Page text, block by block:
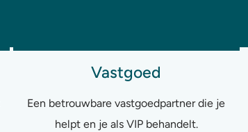
Vastgoed
Een betrouwbare vastgoedpartner die je
helpt en je als VIP behandelt.